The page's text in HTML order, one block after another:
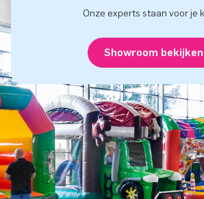
Onze experts staan voor je
Showroom bekijken